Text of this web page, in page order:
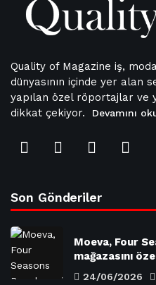
Quality of Magazine iş,
dünyasının içinde yer alan
yapılan özel röportajlar ve
dikkat çekiyor.
Devamını
Son Gönderiler
Moeva, Four
mağazasını
24/06/2026